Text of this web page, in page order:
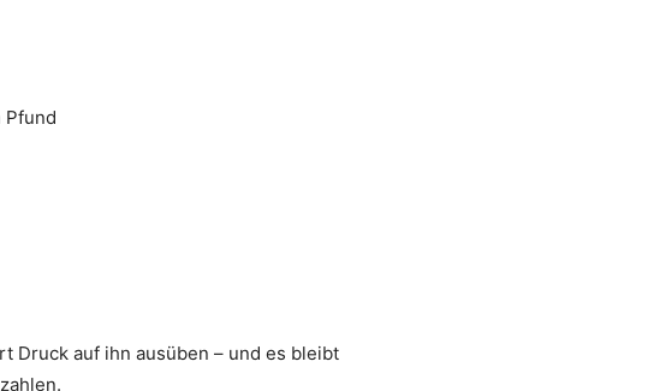
Pfund
Druck auf ihn ausüben – und es bleibt